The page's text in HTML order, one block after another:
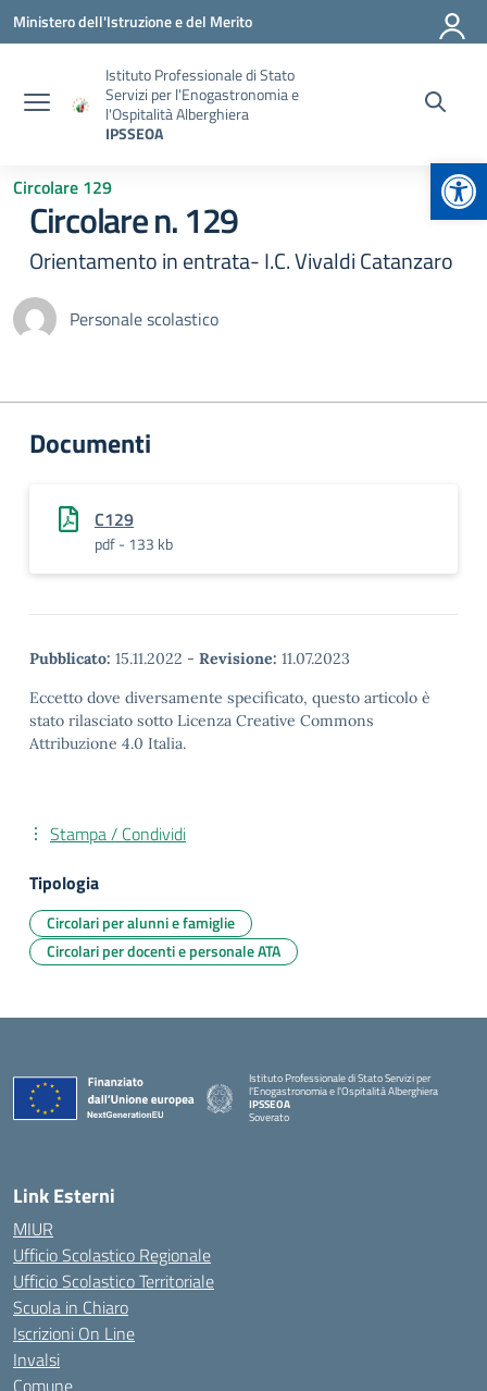
Vai ai contenuti
Vai al menu di navigazione
Vai al footer
Ministero dell'Istruzione e del Merito
Istituto Professionale di Stato
Servizi per l'Enogastronomia e
l'Ospitalità Alberghiera
IPSSEOA
Circolare 129
Circolare n. 129
Orientamento in entrata- I.C. Vivaldi Catanzaro
Personale scolastico
Documenti
C129
pdf - 133 kb
Pubblicato: 15.11.2022 - Revisione: 11.07.2023
Eccetto dove diversamente specificato, questo articolo è
stato rilasciato sotto Licenza Creative Commons
Attribuzione 4.0 Italia.
Stampa / Condividi
Tipologia
Circolari per alunni e famiglie
Circolari per docenti e personale ATA
Istituto Professionale di Stato Servizi per
l'Enogastronomia e l'Ospitalità Alberghiera
IPSSEOA
Soverato
Link Esterni
MIUR
Ufficio Scolastico Regionale
Ufficio Scolastico Territoriale
Scuola in Chiaro
Iscrizioni On Line
Invalsi
Comune